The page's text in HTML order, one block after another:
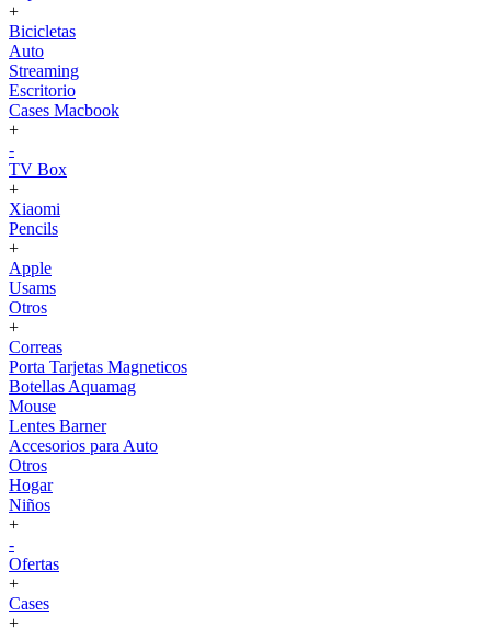
+
Bicicletas
Auto
Streaming
Escritorio
Cases Macbook
+
-
TV Box
+
Xiaomi
Pencils
+
Apple
Usams
Otros
+
Correas
Porta Tarjetas Magneticos
Botellas Aquamag
Mouse
Lentes Barner
Accesorios para Auto
Otros
Hogar
Niños
+
-
Ofertas
+
Cases
+